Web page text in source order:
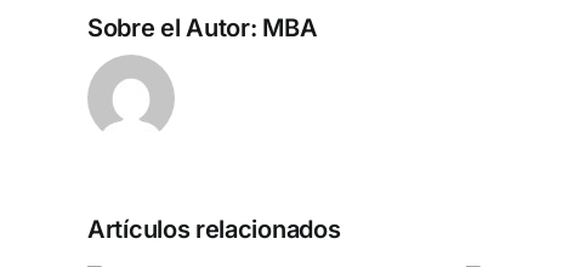
Sobre el Autor: MBA
Artículos relacionados